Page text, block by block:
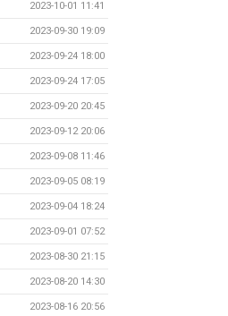
2023-10-01 11:41
2023-09-30 19:09
2023-09-24 18:00
2023-09-24 17:05
2023-09-20 20:45
2023-09-12 20:06
2023-09-08 11:46
2023-09-05 08:19
2023-09-04 18:24
2023-09-01 07:52
2023-08-30 21:15
2023-08-20 14:30
2023-08-16 20:56